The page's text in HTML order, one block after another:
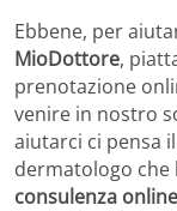
Ebbene, per
MioDottore,
prenotazione
venire in nostro
aiutarci ci pensa
dermatologo
consulenza online